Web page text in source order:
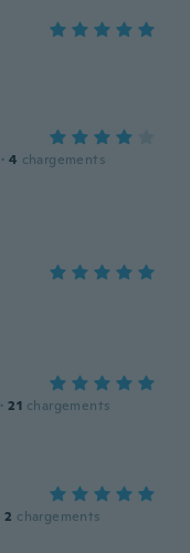
· 4 chargements
· 21 chargements
2 chargements